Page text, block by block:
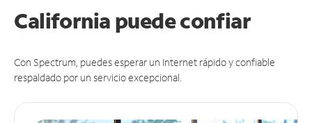
California puedeconfiar
Con Spectrum, puedes esperar un Internet rápido y confiable
respaldado por un servicio excepcional.